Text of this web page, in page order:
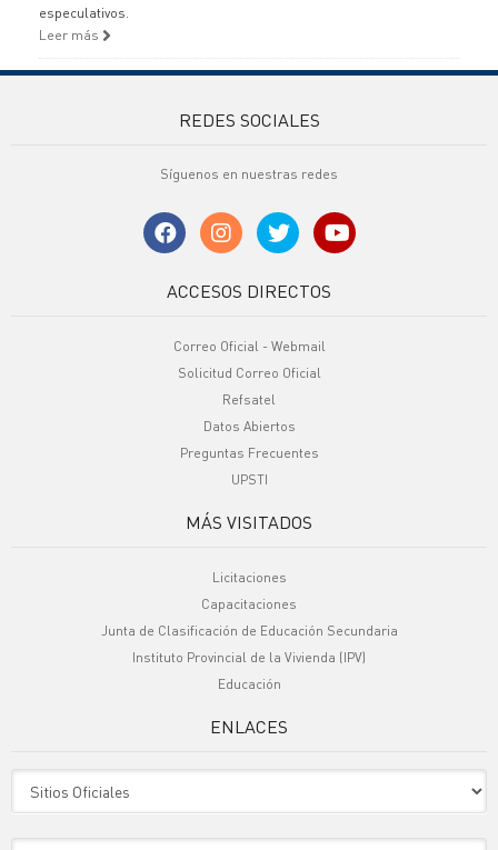
especulativos.
Leer más
REDES SOCIALES
Síguenos en nuestras redes
ACCESOS DIRECTOS
Correo Oficial - Webmail
Solicitud Correo Oficial
Refsatel
Datos Abiertos
Preguntas Frecuentes
UPSTI
MÁS VISITADOS
Licitaciones
Capacitaciones
Junta de Clasificación de Educación Secundaria
Instituto Provincial de la Vivienda (IPV)
Educación
ENLACES